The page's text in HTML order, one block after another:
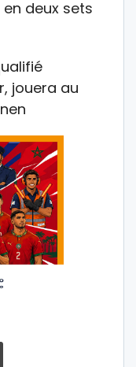
deux sets
jouera au